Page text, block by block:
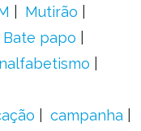
Mutirão
Bate papo
campanha